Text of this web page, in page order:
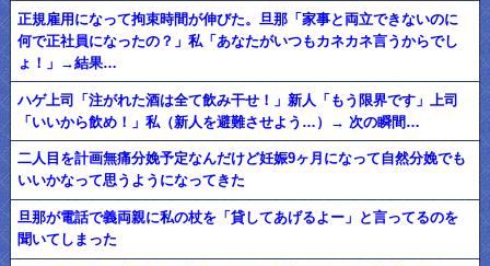
正規雇用になって拘束時間が伸びた。旦那「家事と両立できないのに
何で正社員になったの？」私「あなたがいつもカネカネ言うからでし
ょ！」→結果…
ハゲ上司「注がれた酒は全て飲み干せ！」新人「もう限界です」上司
「いいから飲め！」私（新人を避難させよう…）→ 次の瞬間…
二人目を計画無痛分娩予定なんだけど妊娠9ヶ月になって自然分娩でも
いいかなって思うようになってきた
旦那が電話で義両親に私の杖を「貸してあげるよー」と言ってるのを
聞いてしまった